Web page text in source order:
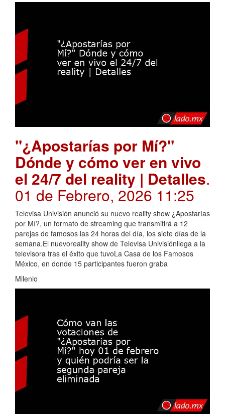
"¿Apostarías por Mí?"
Dónde y cómo ver en vivo
el 24/7 del reality | Detalles.
01 de Febrero, 2026 11:25
Televisa Univisión anunció su nuevo reality show ¿Apostarías
por Mí?, un formato de streaming que transmitirá a 12
parejas de famosos las 24 horas del día, los siete días de la
semana.El nuevoreality show de Televisa Univisiónllega a la
televisora tras el éxito que tuvoLa Casa de los Famosos
México, en donde 15 participantes fueron graba
Milenio